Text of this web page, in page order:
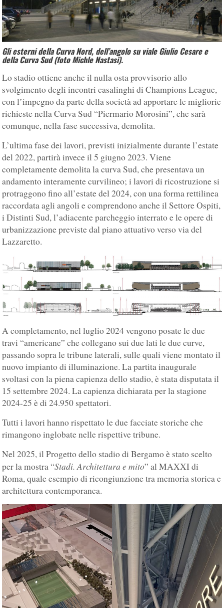
Gli esterni della Curva Nord, dell’angolo su viale Giulio Cesare e
della Curva Sud (foto Michle Nastasi).
Lo stadio ottiene anche il nulla osta provvisorio allo
svolgimento degli incontri casalinghi di Champions League,
con l’impegno da parte della società ad apportare le migliorie
richieste nella Curva Sud “Piermario Morosini”, che sarà
comunque, nella fase successiva, demolita.
L’ultima fase dei lavori, previsti inizialmente durante l’estate
del 2022, partirà invece il 5 giugno 2023. Viene
completamente demolita la curva Sud, che presentava un
andamento interamente curvilineo; i lavori di ricostruzione si
protraggono fino all’estate del 2024, con una forma rettilinea
raccordata agli angoli e comprendono anche il Settore Ospiti,
i Distinti Sud, l’adiacente parcheggio interrato e le opere di
urbanizzazione previste dal piano attuativo verso via del
Lazzaretto.
A completamento, nel luglio 2024 vengono posate le due
travi “americane” che collegano sui due lati le due curve,
passando sopra le tribune laterali, sulle quali viene montato il
nuovo impianto di illuminazione. La partita inaugurale
svoltasi con la piena capienza dello stadio, è stata disputata il
15 settembre 2024. La capienza dichiarata per la stagione
2024-25 è di 24.950 spettatori.
Tutti i lavori hanno rispettato le due facciate storiche che
rimangono inglobate nelle rispettive tribune.
Nel 2025, il Progetto dello stadio di Bergamo è stato scelto
per la mostra “Stadi. Architettura e mito” al MAXXI di
Roma, quale esempio di ricongiunzione tra memoria storica e
architettura contemporanea.